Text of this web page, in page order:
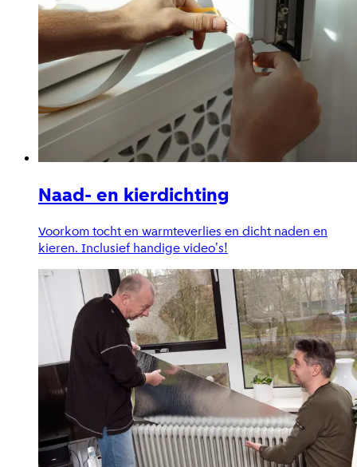
Naad- en kierdichting
Voorkom tocht en warmteverlies en dicht naden en
kieren. Inclusief handige video's!